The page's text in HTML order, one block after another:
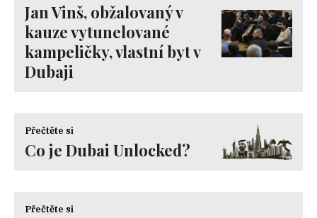
Jan Vinš, obžalovaný v
kauze vytunelované
kampeličky, vlastní byt v
Dubaji
Přečtěte si
Co je Dubai Unlocked?
Přečtěte si